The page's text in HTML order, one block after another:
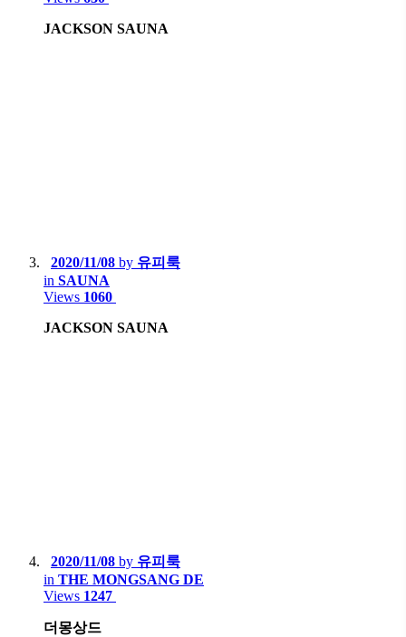
JACKSON SAUNA
2020/11/08 by 유피룩
in SAUNA
Views 1060
JACKSON SAUNA
2020/11/08 by 유피룩
in THE MONGSANG DE
Views 1247
더몽상드